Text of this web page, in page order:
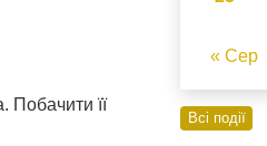
Побачити її
« Сер
Всі події